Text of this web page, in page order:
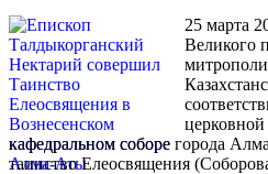
25 марта
Великого
кафедральном соборе города
таинство Елеосвящения